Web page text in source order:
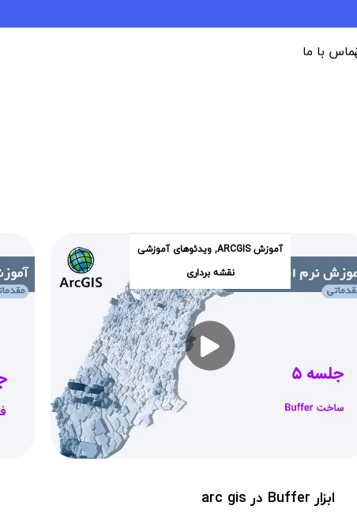
با ما
آموزش ARCGIS ,ویدئوهای آموزشی
نقشه برداری
ابزار Buffer در arc gis